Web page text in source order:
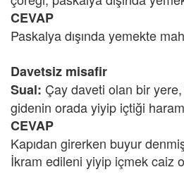
CEVAP
Paskalya dışında yemekte
Davetsiz misafir
Sual: Çay daveti olan bir yere,
gidenin orada yiyip içtiği
CEVAP
Kapıdan girerken buyur
İkram edileni yiyip içmek caiz